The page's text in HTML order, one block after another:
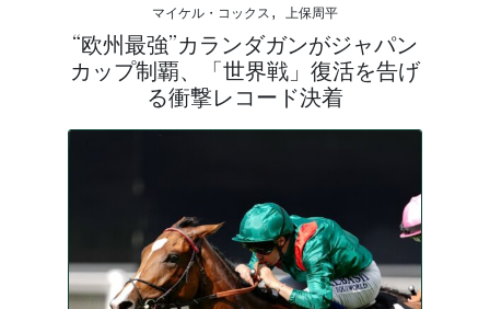
マイケル・コックス, 上保周平
“欧州最強”カランダガンがジャパン
カップ制覇、「世界戦」復活を告げ
る衝撃レコード決着